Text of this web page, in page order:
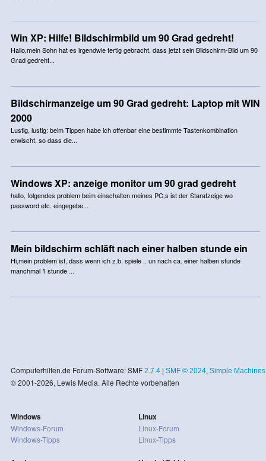
Win XP: Hilfe! Bildschirmbild um 90 Grad gedreht!
Hallo,mein Sohn hat es irgendwie fertig gebracht, dass jetzt sein Bildschirm-Bild um 90
Grad gedreht...
Bildschirmanzeige um 90 Grad gedreht: Laptop mit WIN
2000
Lustig, lustig: beim Tippen habe ich offenbar eine bestimmte Tastenkombination
erwischt, so dass die...
Windows XP: anzeige monitor um 90 grad gedreht
hallo, folgendes problem beim einschalten meines PC,s ist der Staratzeige wo
password etc. eingegebe...
Mein bildschirm schläft nach einer halben stunde ein
Hi,mein problem ist, dass wenn ich z.b. spiele .. un nach ca. einer halben stunde
manchmal 1 stunde ...
Computerhilfen.de Forum-Software: SMF 2.7.4| SMF © 2024, Simple Machines
© 2001-2026, Lewis Media. Alle Rechte vorbehalten
Windows
Windows-Forum
Windows-Tipps
Linux
Linux-Forum
Linux-Tipps